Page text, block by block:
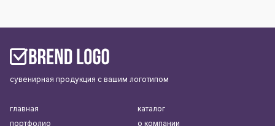
сувенирная продукция с вашим логотипом
главная
каталог
портфолио
о компании